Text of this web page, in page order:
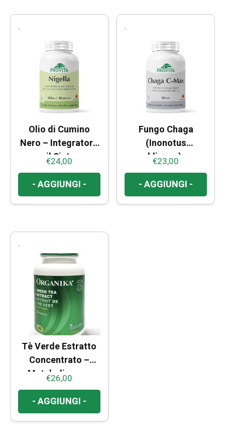
Olio di Cumino
Nero – Integratore
per il Sistema
Immunitario
€24,00
- AGGIUNGI -
Fungo Chaga
(Inonotus
obliquus) –
Antiossidante
Naturale e Difese
Immunitarie
€23,00
- AGGIUNGI -
Tè Verde Estratto
Concentrato –
Metabolismo e
Azione
Antiossidante
€26,00
- AGGIUNGI -